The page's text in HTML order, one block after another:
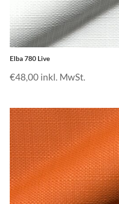
Elba 780 Live
€48,00 inkl. MwSt.